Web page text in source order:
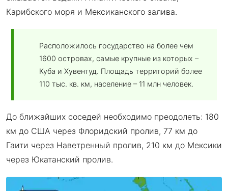
Карибского моря и Мексиканского залива.
Расположилось государство на более чем
1600 островах, самые крупные из которых –
Куба и Хувентуд. Площадь территорий более
110 тыс. кв. км, население – 11 млн человек.
До ближайших соседей необходимо преодолеть: 180
км до США через Флоридский пролив, 77 км до
Гаити через Наветренный пролив, 210 км до Мексики
через Юкатанский пролив.